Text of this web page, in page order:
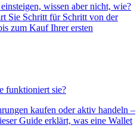
wissen aber nicht, wie?
Sie Schritt für Schritt von der
zum Kauf Ihrer ersten
funktioniert sie?
kaufen oder aktiv handeln –
Guide erklärt, was eine Wallet